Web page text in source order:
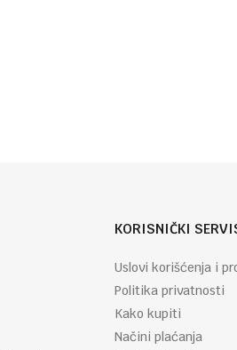
KORISNIČKI
Uslovi korišćenja i
Politika privatnosti
Kako kupiti
Načini plaćanja